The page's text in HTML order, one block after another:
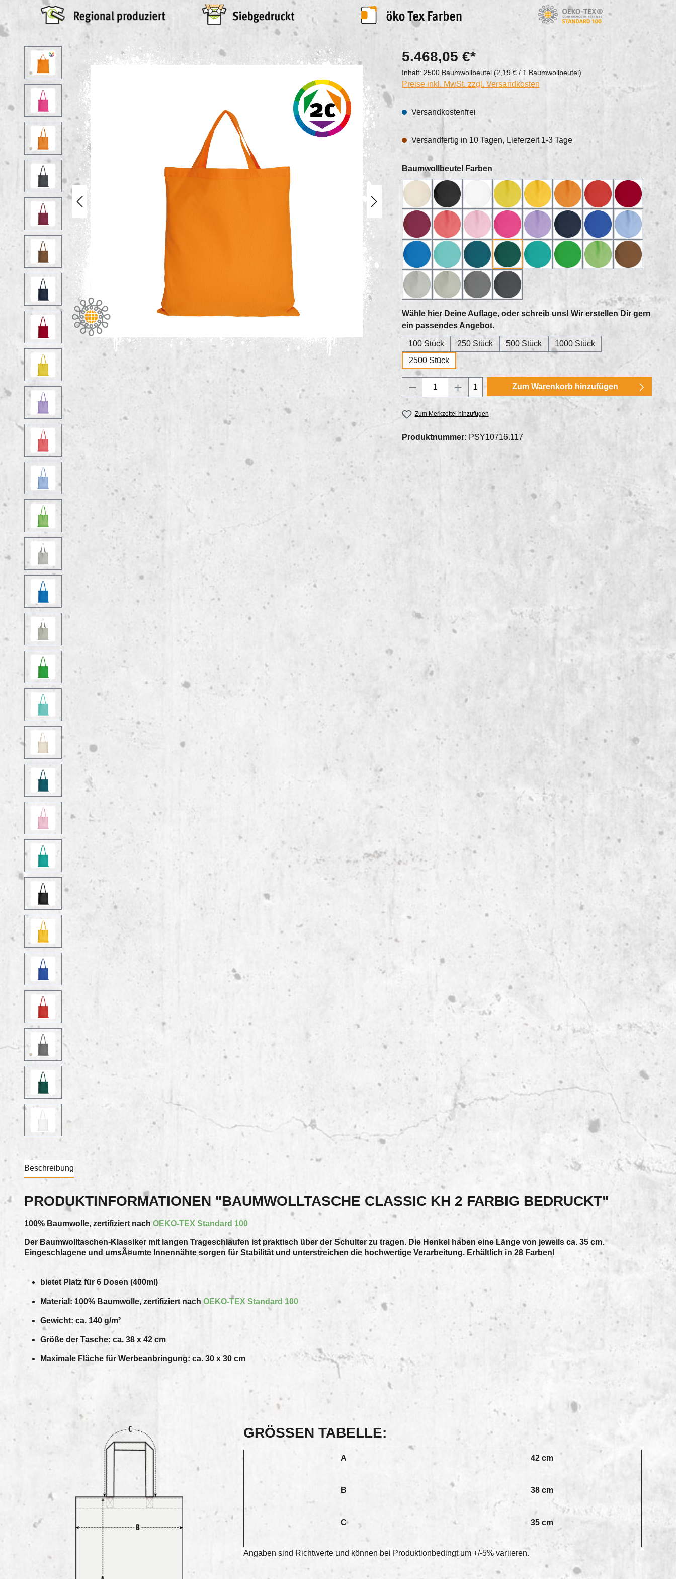
Bildergalerie überspringen 5.468,05 €*
Inhalt:2500 Baumwollbeutel (2,19 € / 1 Baumwollbeutel)
Preise inkl. MwSt. zzgl. Versandkosten
Versandkostenfrei
Versandfertig in 10 Tagen, Lieferzeit 1-3 Tage
Baumwollbeutel Farben
01XN_natur01XS_schwarz01XW_weiss03_gelb 04_gelb 07_mandarin
14_rot 15_dunkelrot
18_bordeaux23_lachs 26_rosa 27_pink 30_lavendel41_dunkelblau
43_royal
47_hellblau49_mint 55_petrol 56_waldgruen63_smaragd64_maigruen67_hellgruen77_braun
93_hellgrau96_grau 97_stahlgrau98_anthrazit
Wähle hier Deine Auflage, oder schreib uns! Wir erstellen Dir gern
ein passendes Angebot. auswählen
100 Stück 250 Stück 500 Stück
1000 Stück
2500 Stück
Produkt Anzahl: Gib den gewünschten Wert ein
1 Zum Warenkorb hinzufügen
Zum Merkzettel hinzufügen
Produktnummer: PSY10716.117
Beschreibung
PRODUKTINFORMATIONEN "BAUMWOLLTASCHE CLASSIC KH 2 FARBIG BEDRUCKT"
100% Baumwolle, zertifiziert nach OEKO-TEX Standard 100
Der Baumwolltaschen-Klassiker mit langen Trageschlaufen ist praktisch über der Schulter zu tragen. Die Henkel haben eine Länge von jeweils ca. 35 cm.
Eingeschlagene und umsÃ¤umte Innennähte sorgen für Stabilität und unterstreichen die hochwertige Verarbeitung. Erhältlich in 28 Farben!
bietet Platz für 6 Dosen (400ml)
Material: 100% Baumwolle, zertifiziert nach OEKO-TEX Standard 100
Gewicht: ca. 140 g/m²
Größe der Tasche: ca. 38 x 42 cm
Maximale Fläche für Werbeanbringung: ca. 30 x 30 cm
GRÖSSEN TABELLE:
A 42 cm
B 38 cm
C 35 cm
Angaben sind Richtwerte und können bei Produktionbedingt um +/-5% variieren.